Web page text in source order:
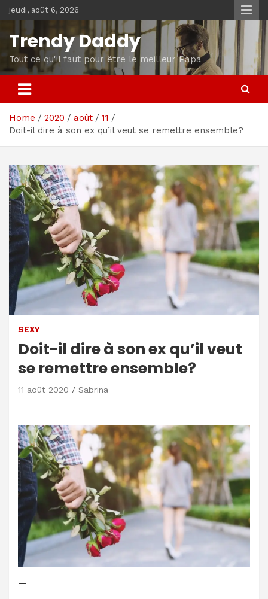
Skip
to
content
jeudi, août 6, 2026
Trendy Daddy
Tout ce qu'il faut pour être le meilleur Papa
Home 2020 août
11
Doit-il dire à son ex qu’il veut se remettre ensemble?
SEXY
Doit-il dire à son ex qu’il veut
se remettre ensemble?
11 août 2020 Sabrina
–